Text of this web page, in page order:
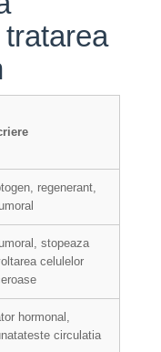
regenerant,
stopeaza
celulelor
hormonal,
circulatia